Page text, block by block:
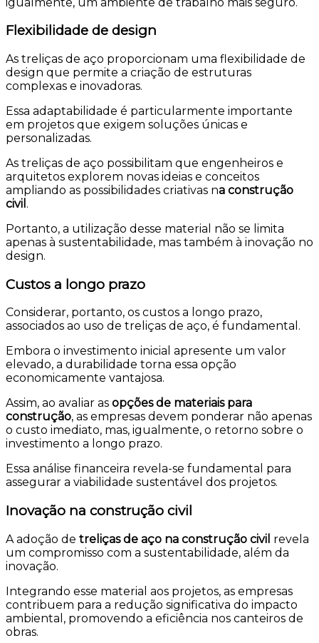
Flexibilidade de design
As treliças de aço proporcionam uma flexibilidade de
design que permite a criação de estruturas
complexas e inovadoras.
Essa adaptabilidade é particularmente importante
em projetos que exigem soluções únicas e
personalizadas.
As treliças de aço possibilitam que engenheiros e
arquitetos explorem novas ideias e conceitos
ampliando as possibilidades criativas na construção
civil .
Portanto, a utilização desse material não se limita
apenas à sustentabilidade, mas também à inovação no
design.
Custos a longo prazo
Considerar, portanto, os custos a longo prazo,
associados ao uso de treliças de aço, é fundamental.
Embora o investimento inicial apresente um valor
elevado, a durabilidade torna essa opção
economicamente vantajosa.
Assim, ao avaliar as opções de materiais para
construção, as empresas devem ponderar não apenas
o custo imediato, mas, igualmente, o retorno sobre o
investimento a longo prazo.
Essa análise financeira revela-se fundamental para
assegurar a viabilidade sustentável dos projetos.
Inovação na construção civil
A adoção de treliças de aço na construção civil revela
um compromisso com a sustentabilidade, além da
inovação.
Integrando esse material aos projetos, as empresas
contribuem para a redução significativa do impacto
ambiental, promovendo a eficiência nos canteiros de
obras.